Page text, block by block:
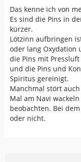
Das kenne ich von
Es sind die Pins in
kürzer.
Lötzinn aufbringen
oder lang Oxydation
die Pins mit
und die Pins und
Spiritus gereinigt.
Manchmal stört
Mal am Navi
beobachten. Bei
oder nicht.